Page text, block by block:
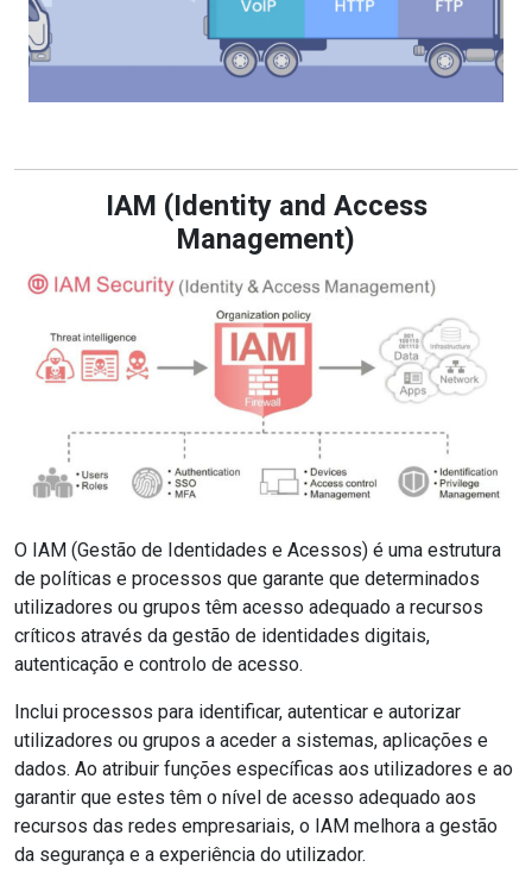
IAM (Identity and Access
Management)
O IAM (Gestão de Identidades e Acessos) é uma estrutura
de políticas e processos que garante que determinados
utilizadores ou grupos têm acesso adequado a recursos
críticos através da gestão de identidades digitais,
autenticação e controlo de acesso.
Inclui processos para identificar, autenticar e autorizar
utilizadores ou grupos a aceder a sistemas, aplicações e
dados. Ao atribuir funções específicas aos utilizadores e ao
garantir que estes têm o nível de acesso adequado aos
recursos das redes empresariais, o IAM melhora a gestão
da segurança e a experiência do utilizador.